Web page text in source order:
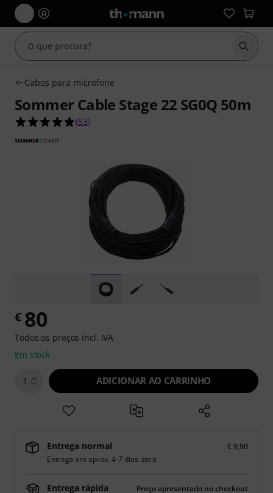
Iniciar
Cabos para microfone
Sommer Cable Stage 22 SG0Q 50m
4.8 de 5 estrelas de 53 avaliações de clientes
(53)
€ 80
Todos os preços incl. IVA
Em stock
1 ADICIONAR AO CARRINHO
Entrega normal
€ 9,90
Entrega em aprox. 4-7 dias úteis
Entrega rápida
Preço apresentado no checkout